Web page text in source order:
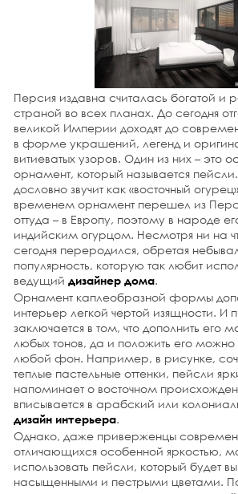
27 октября 2014 г.
Франция – всемирная законодательница
Италия справедливо носит знамя
вневременного шика. Дом итальянца, как
гардероб, предстает образчиком
совокупностью бессмертной классики и
веяния, воплощением в непревзойденной,
и эстетической мебели.
подробнее
27 октября 2014 г.
Омбре представляет собой тренд
основу составляет переход цвета от
светлому, то же касается и оттенков.
можно также назвать «деграде»,
его для разных деталей при
что часто делает, скажем,дизайнер
домов. Есть несколько основных идей, где
применить эффект омбре для
подробнее
26 октября 2014 г.
В результате упоминания оттенков
интерьере, у большей части в голове
всплывает образ детской комнаты или
В действительности, это не что иное, как
которые ограничивают воображение.
градация этого цвета включает в себя
разнообразных оттенков, открывая при
невероятные границы и пространства
дизайнера.
подробнее
Персия издавна считалась богатой и
страной во всех планах. До сегодня
великой Империи доходят до
в форме украшений, легенд и
витиеватых узоров. Один из них – это
орнамент, который называется
дословно звучит как «восточный
временем орнамент перешел из
оттуда – в Европу, поэтому в народе
индийским огурцом. Несмотря ни на
сегодня переродился, обретая
популярность, которую так любит
ведущийдизайнер дома.
Орнамент каплеобразной формы
интерьер легкой чертой изящности. И
заключается в том, что дополнить его
любых тонов, да и положить его можно
любой фон. Например, в рисунке,
теплые пастельные оттенки, пейсли
напоминает о восточном
вписывается в арабский или
дизайн интерьера.
Однако, даже приверженцы
отличающихся особенной яркостью,
использовать пейсли, который будет
насыщенными и пестрыми цветами.